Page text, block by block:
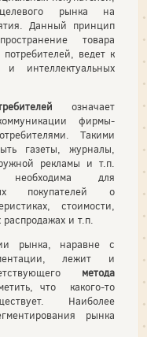
рынка на
Данный принцип
товара
ведет к
интеллектуальных
означает
фирмы-
Такими
газеты, журналы,
рекламы и т.п.
необходима для
покупателей о
стоимости,
и т.п.
рынка, наравне с
лежит и
метода
что какого-то
Наиболее
рынка